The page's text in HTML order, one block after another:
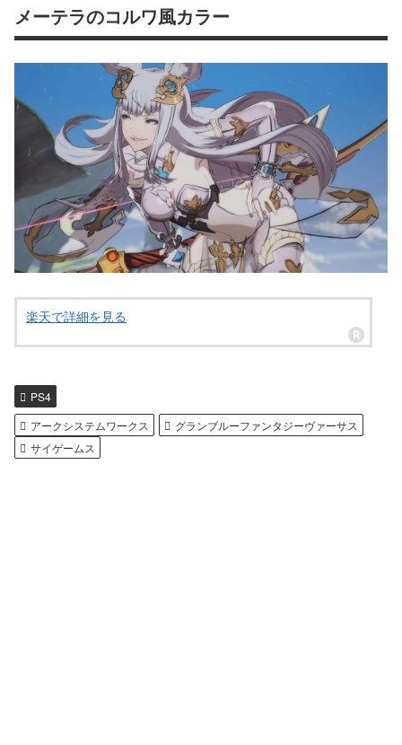
メーテラのコルワ風カラー
楽天で詳細を見る
PS4
アークシステムワークス
グランブルーファンタジーヴァーサス
サイゲームス